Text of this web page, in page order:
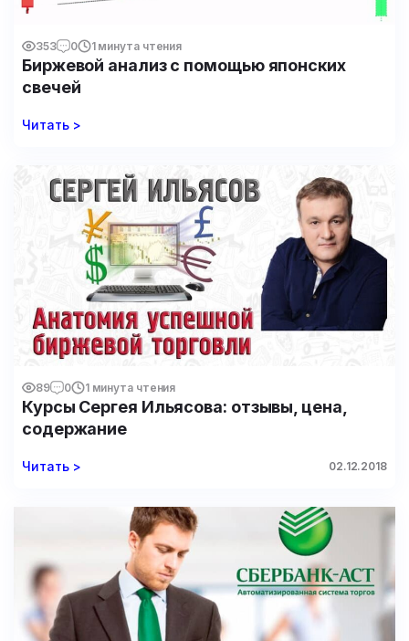
353 0 1 минута чтения
Биржевой анализ с помощью японских
свечей
Читать >
89 0 1 минута чтения
Курсы Сергея Ильясова: отзывы, цена,
содержание
Читать > 02.12.2018